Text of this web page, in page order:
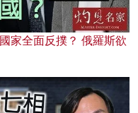
家全面反撲？ 俄羅斯欲